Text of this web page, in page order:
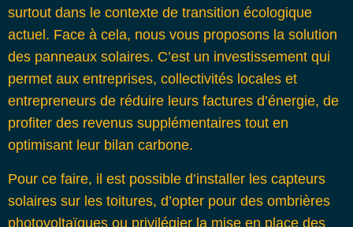
surtout dans le contexte de transition écologique
actuel. Face à cela, nous vous proposons la solution
des panneaux solaires. C’est un investissement qui
permet aux entreprises, collectivités locales et
entrepreneurs de réduire leurs factures d’énergie, de
profiter des revenus supplémentaires tout en
optimisant leur bilan carbone.
Pour ce faire, il est possible d’installer les capteurs
solaires sur les toitures, d’opter pour des ombrières
photovoltaïques ou privilégier la mise en place des